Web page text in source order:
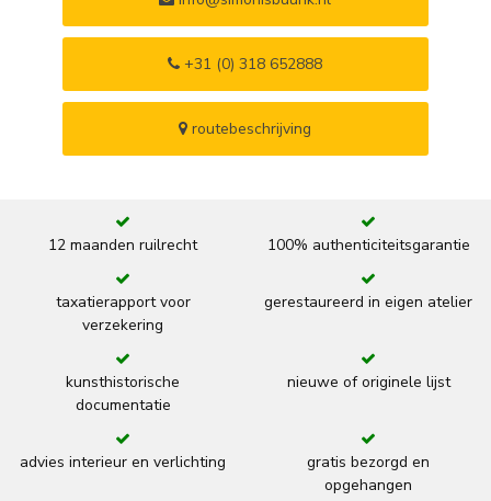
+31 (0) 318 652888
routebeschrijving
12 maanden ruilrecht 100% authenticiteitsgarantie
taxatierapport voor
verzekering
gerestaureerd in eigen atelier
kunsthistorische
documentatie
nieuwe of originele lijst
advies interieur en verlichting
gratis bezorgd en
opgehangen